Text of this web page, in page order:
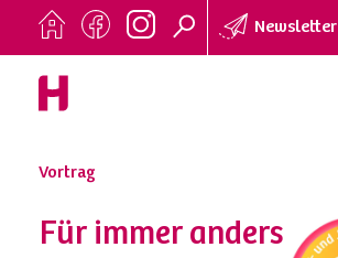
Newsletter
Vortrag
Für immer anders